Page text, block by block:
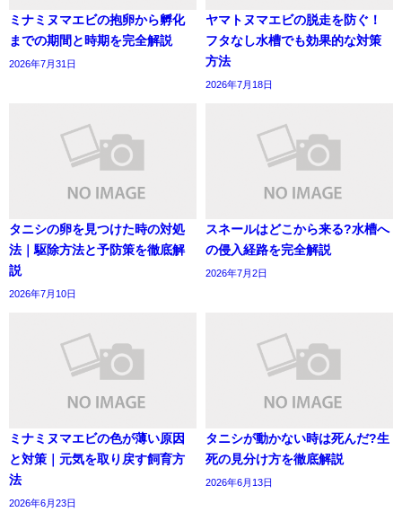
ミナミヌマエビの抱卵から孵化
までの期間と時期を完全解説
2026年7月31日
ヤマトヌマエビの脱走を防ぐ！
フタなし水槽でも効果的な対策
方法
2026年7月18日
タニシの卵を見つけた時の対処
法｜駆除方法と予防策を徹底解
説
2026年7月10日
スネールはどこから来る?水槽へ
の侵入経路を完全解説
2026年7月2日
ミナミヌマエビの色が薄い原因
と対策｜元気を取り戻す飼育方
法
2026年6月23日
タニシが動かない時は死んだ?生
死の見分け方を徹底解説
2026年6月13日